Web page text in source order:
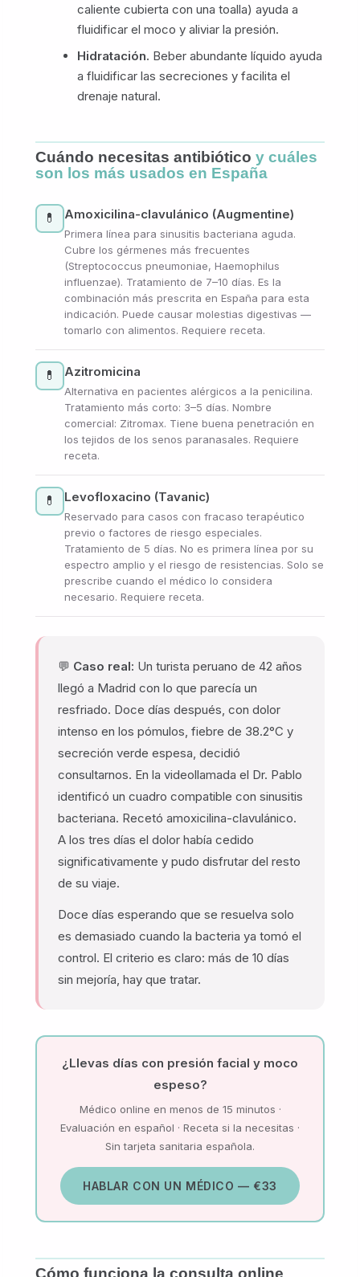
caliente cubierta con una toalla) ayuda a
fluidificar el moco y aliviar la presión.
Hidratación. Beber abundante líquido ayuda
a fluidificar las secreciones y facilita el
drenaje natural.
Cuándo necesitas antibiótico y cuáles
son los más usados en España
💊 Amoxicilina-clavulánico (Augmentine)
Primera línea para sinusitis bacteriana aguda.
Cubre los gérmenes más frecuentes
(Streptococcus pneumoniae, Haemophilus
influenzae). Tratamiento de 7–10 días. Es la
combinación más prescrita en España para esta
indicación. Puede causar molestias digestivas —
tomarlo con alimentos. Requiere receta.
💊 Azitromicina
Alternativa en pacientes alérgicos a la penicilina.
Tratamiento más corto: 3–5 días. Nombre
comercial: Zitromax. Tiene buena penetración en
los tejidos de los senos paranasales. Requiere
receta.
💊 Levofloxacino (Tavanic)
Reservado para casos con fracaso terapéutico
previo o factores de riesgo especiales.
Tratamiento de 5 días. No es primera línea por su
espectro amplio y el riesgo de resistencias. Solo se
prescribe cuando el médico lo considera
necesario. Requiere receta.
💬 Caso real: Un turista peruano de 42 años
llegó a Madrid con lo que parecía un
resfriado. Doce días después, con dolor
intenso en los pómulos, fiebre de 38.2°C y
secreción verde espesa, decidió
consultarnos. En la videollamada el Dr. Pablo
identificó un cuadro compatible con sinusitis
bacteriana. Recetó amoxicilina-clavulánico.
A los tres días el dolor había cedido
significativamente y pudo disfrutar del resto
de su viaje.
Doce días esperando que se resuelva solo
es demasiado cuando la bacteria ya tomó el
control. El criterio es claro: más de 10 días
sin mejoría, hay que tratar.
¿Llevas días con presión facial y moco
espeso?
Médico online en menos de 15 minutos ·
Evaluación en español · Receta si la necesitas ·
Sin tarjeta sanitaria española.
HABLAR CON UN MÉDICO — €33
Cómo funciona la consulta online